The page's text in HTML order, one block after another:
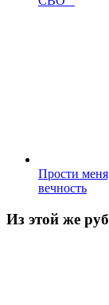
Прости
вечность
Из этой же